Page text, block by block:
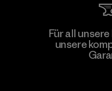
Atlanta Garment
Company
Für all
unsere